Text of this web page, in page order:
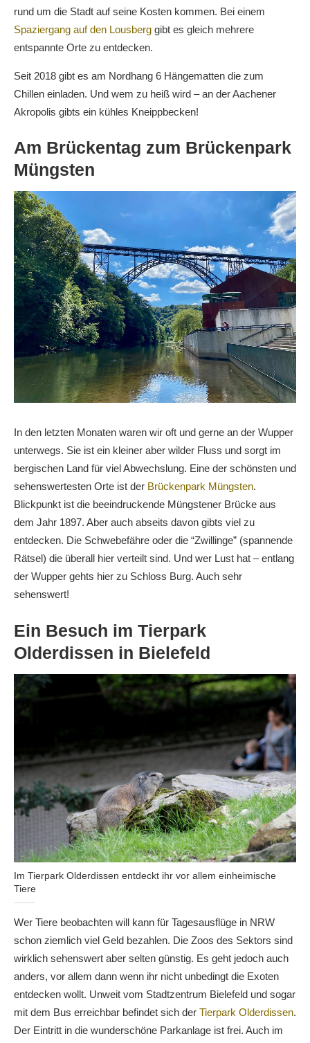
rund um die Stadt auf seine Kosten kommen. Bei einem
Spaziergang auf den Lousberg gibt es gleich mehrere
entspannte Orte zu entdecken.
Seit 2018 gibt es am Nordhang 6 Hängematten die zum
Chillen einladen. Und wem zu heiß wird – an der Aachener
Akropolis gibts ein kühles Kneippbecken!
Am Brückentag zum Brückenpark
Müngsten
In den letzten Monaten waren wir oft und gerne an der Wupper
unterwegs. Sie ist ein kleiner aber wilder Fluss und sorgt im
bergischen Land für viel Abwechslung. Eine der schönsten und
sehenswertesten Orte ist der Brückenpark Müngsten.
Blickpunkt ist die beeindruckende Müngstener Brücke aus
dem Jahr 1897. Aber auch abseits davon gibts viel zu
entdecken. Die Schwebefähre oder die “Zwillinge” (spannende
Rätsel) die überall hier verteilt sind. Und wer Lust hat – entlang
der Wupper gehts hier zu Schloss Burg. Auch sehr
sehenswert!
Ein Besuch im Tierpark
Olderdissen in Bielefeld
Im Tierpark Olderdissen entdeckt ihr vor allem einheimische
Tiere
Wer Tiere beobachten will kann für Tagesausflüge in NRW
schon ziemlich viel Geld bezahlen. Die Zoos des Sektors sind
wirklich sehenswert aber selten günstig. Es geht jedoch auch
anders, vor allem dann wenn ihr nicht unbedingt die Exoten
entdecken wollt. Unweit vom Stadtzentrum Bielefeld und sogar
mit dem Bus erreichbar befindet sich der Tierpark Olderdissen.
Der Eintritt in die wunderschöne Parkanlage ist frei. Auch im